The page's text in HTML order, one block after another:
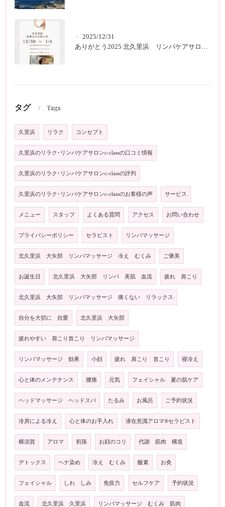
2025/12/31
タグ Tags
久里浜 リラク コンセプト
久里浜のリラク･リンパケアサロンc-classの口コミ情報
久里浜のリラク･リンパケアサロンc-classの評判
久里浜のリラク･リンパケアサロンc-classのお客様の声 サービス
メニュー スタッフ よくある質問 アクセス お問い合わせ
プライバシーポリシー セラピスト リンパマッサージ
北久里浜 大矢部 リンパマッサージ 冷え むくみ ご褒美
お誕生日 北久里浜 大矢部 リンパ 美肌 血流 疲れ 肩こり
北久里浜 大矢部 リンパマッサージ 痛くない リラックス
自分を大切に 自愛 北久里浜 大矢部
疲れやすい 肩こり首こり リンパマッサージ
リンパマッサージ 効果 小顔 疲れ 肩こり 首こり 寝冷え
心と体のメンテナンス 腰痛 元気 フェイシャル 夏の肌ケア
ヘッドマッサージ ヘッドスパ たるみ お風呂 ご予約状況
冷房による冷え 心と体のお手入れ 潜在意識アロマ®️セラピスト
横須賀 アロマ 初孫 お顔のコリ 代謝 筋肉 構造
デトックス ヘナ染め 冷え むくみ 酸素 お灸
フェイシャル しわ しみ 免疫力 セルフケア 予約状況
血流 北久里浜 久里浜 リンパマッサージ むくみ 筋肉